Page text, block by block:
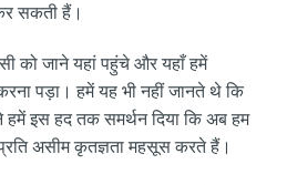
सकती हैं।
को जाने यहां पहुंचे और यहाँ हमें
पड़ा। हमें यह भी नहीं जानते थे कि
इस हद तक समर्थन दिया कि अब हम
असीम कृतज्ञता महसूस करते हैं।